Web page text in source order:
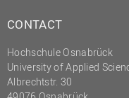
CONTACT
Hochschule Osnabrück
University of Applied
Albrechtstr. 30